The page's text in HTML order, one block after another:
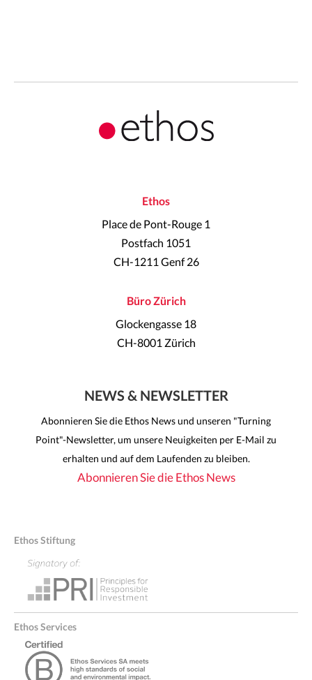
Ethos
Place de Pont-Rouge 1
Postfach 1051
CH-1211 Genf 26
Büro Zürich
Glockengasse 18
CH-8001 Zürich
NEWS & NEWSLETTER
Abonnieren Sie die Ethos News und unseren "Turning
Point"-Newsletter, um unsere Neuigkeiten per E-Mail zu
erhalten und auf dem Laufenden zu bleiben.
Abonnieren Sie die Ethos News
Ethos Stiftung
Ethos Services